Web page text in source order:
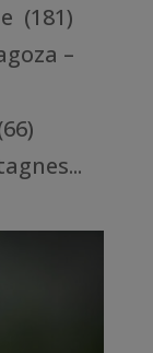
(181)
–